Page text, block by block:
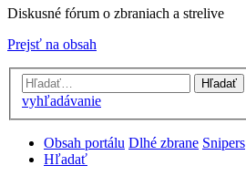
Diskusné fórum o zbraniach a strelive
Prejsť na obsah
Hľadať
vyhľadávanie
Obsah portálu Dlhé zbrane Snipers
Hľadať